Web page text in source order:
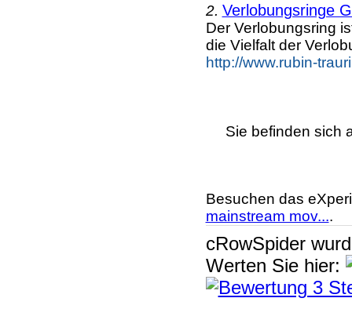
2. Verlobungsringe
Der Verlobungsring
die Vielfalt der
http://www.rubin-
Sie befinden sich
Besuchen das
mainstream mov....
cRowSpider
Werten Sie hier: